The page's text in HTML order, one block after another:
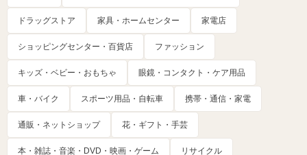
ドラッグストア 家具・ホームセンター 家電店
ショッピングセンター・百貨店 ファッション
キッズ・ベビー・おもちゃ 眼鏡・コンタクト・ケア用品
車・バイク スポーツ用品・自転車 携帯・通信・家電
通販・ネットショップ 花・ギフト・手芸
本・雑誌・音楽・DVD・映画・ゲーム リサイクル